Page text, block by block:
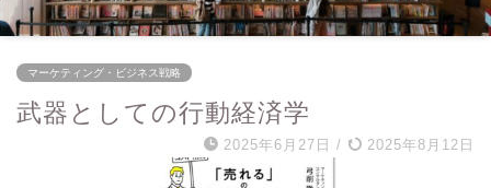
マーケティング・ビジネス戦略
武器としての行動経済学
2025年6月27日 / 2025年8月12日